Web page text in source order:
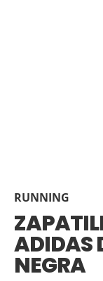
RUNNING
ADIDAS
NEGRA